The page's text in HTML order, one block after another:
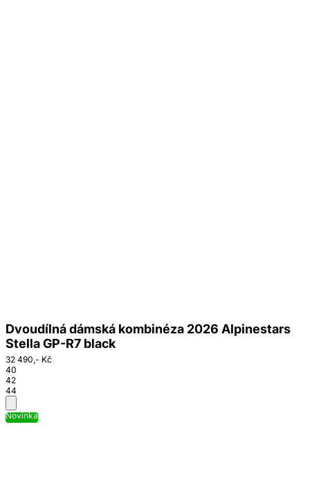
Dvoudílná dámská kombinéza 2026 Alpinestars
Stella GP-R7 black
32 490,- Kč
40
42
44
Novinka